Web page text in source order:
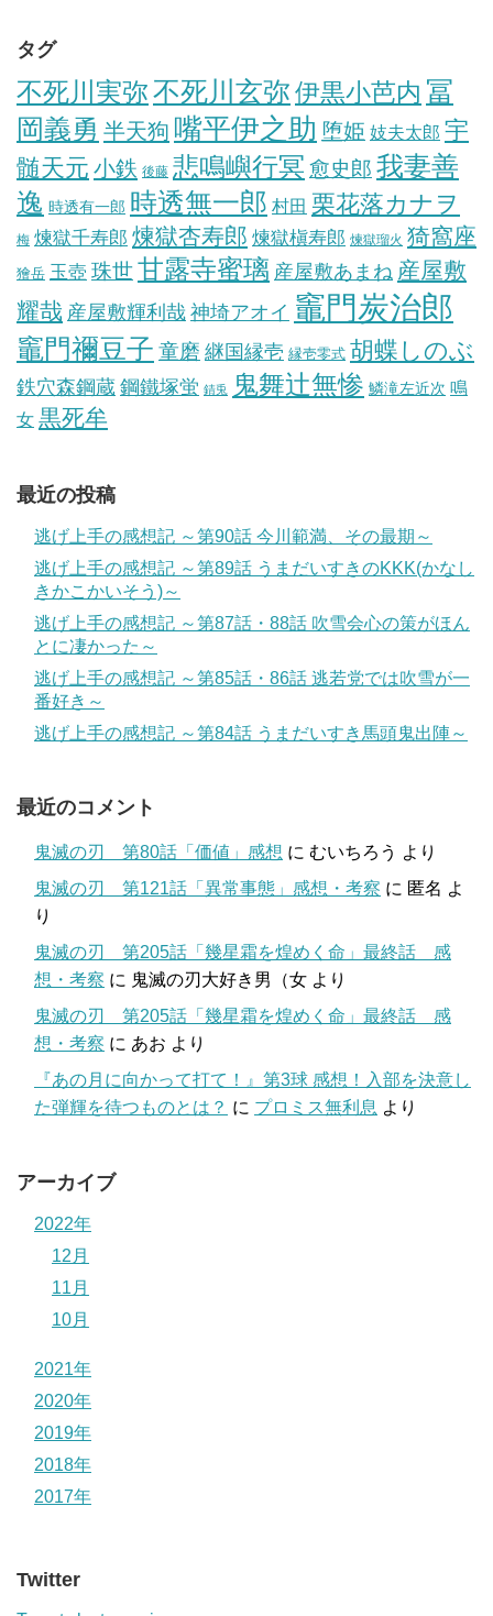
タグ
不死川実弥不死川玄弥伊黒小芭内 冨
岡義勇 半天狗 嘴平伊之助 堕姫 妓夫太郎 宇
髄天元 小鉄 後藤 悲鳴嶼行冥 愈史郎 我妻善
逸 時透有一郎 時透無一郎 村田 栗花落カナヲ
梅 煉獄千寿郎 煉獄杏寿郎 煉獄槇寿郎 煉獄瑠火 猗窩座
獪岳 玉壺 珠世甘露寺蜜璃 産屋敷あまね 産屋敷
耀哉 産屋敷輝利哉 神埼アオイ 竈門炭治郎
竈門禰豆子 童磨 継国縁壱 縁壱零式 胡蝶しのぶ
鉄穴森鋼蔵 鋼鐵塚蛍 錆兎 鬼舞辻無惨 鱗滝左近次 鳴
女 黒死牟
最近の投稿
逃げ上手の感想記 ～第90話 今川範満、その最期～
逃げ上手の感想記 ～第89話 うまだいすきのKKK(かなし
きかこかいそう)～
逃げ上手の感想記 ～第87話・88話 吹雪会心の策がほん
とに凄かった～
逃げ上手の感想記 ～第85話・86話 逃若党では吹雪が一
番好き～
逃げ上手の感想記 ～第84話 うまだいすき馬頭鬼出陣～
最近のコメント
鬼滅の刃 第80話「価値」感想 に むいちろう より
鬼滅の刃 第121話「異常事態」感想・考察 に 匿名 よ
り
鬼滅の刃 第205話「幾星霜を煌めく命」最終話 感
想・考察 に 鬼滅の刃大好き男（女 より
鬼滅の刃 第205話「幾星霜を煌めく命」最終話 感
想・考察 に あお より
『あの月に向かって打て！』第3球 感想！入部を決意し
た弾輝を待つものとは？ に プロミス無利息 より
アーカイブ
2022年
12月
11月
10月
2021年
2020年
2019年
2018年
2017年
Twitter